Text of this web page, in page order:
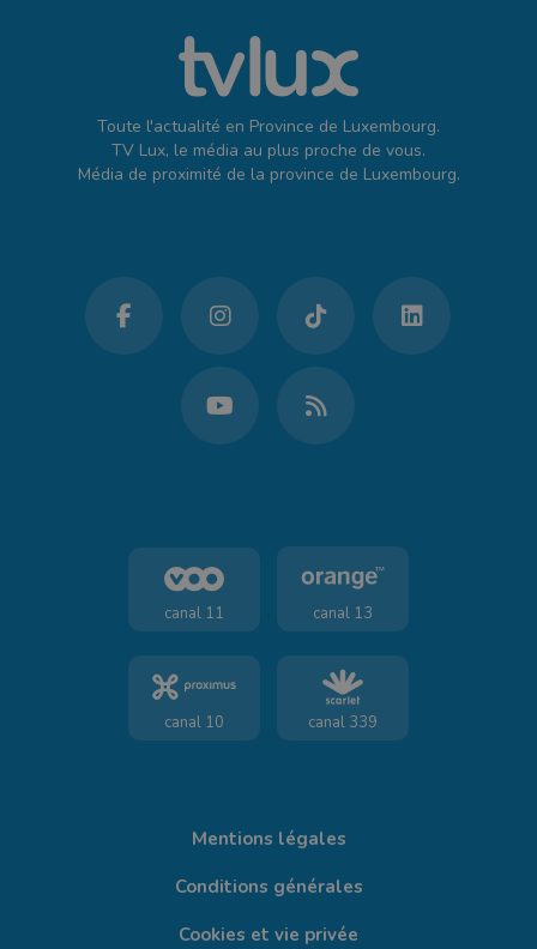
Toute l'actualité en Province de Luxembourg.
TV Lux, le média au plus proche de vous.
Média de proximité de la province de Luxembourg.
canal 11 canal 13
canal 10 canal 339
Mentions légales
Conditions générales
Cookies et vie privée